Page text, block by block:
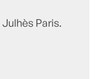
Paris.